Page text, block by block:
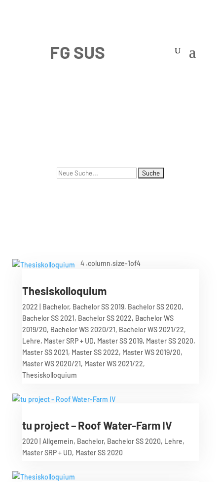
Suchen
Thesiskolloquium
2022 Bachelor, Bachelor SS 2019, Bachelor SS 2020,
Bachelor SS 2021, Bachelor SS 2022, Bachelor WS
2019/20, Bachelor WS 2020/21, Bachelor WS 2021/22,
Lehre, Master SRP + UD, Master SS 2019, Master SS 2020,
Master SS 2021, Master SS 2022, Master WS 2019/20,
Master WS 2020/21, Master WS 2021/22,
Thesiskolloquium
tu project – Roof Water-Farm IV
2020 Allgemein, Bachelor, Bachelor SS 2020, Lehre,
Master SRP + UD, Master SS 2020